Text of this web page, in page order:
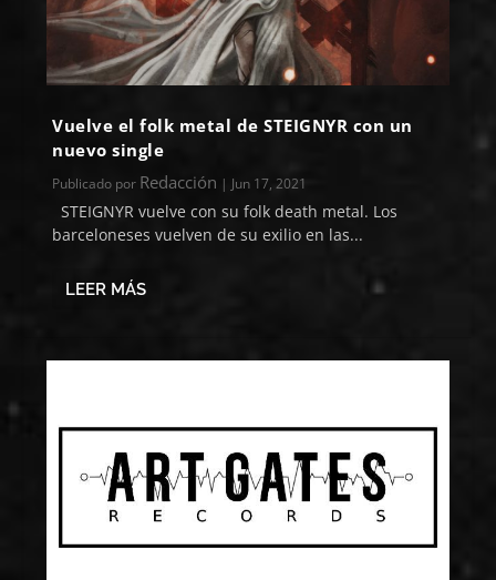
Vuelve el folk metal de STEIGNYR con un
nuevo single
Publicado por Redacción | Jun 17, 2021
STEIGNYR vuelve con su folk death metal. Los
barceloneses vuelven de su exilio en las...
LEER MÁS